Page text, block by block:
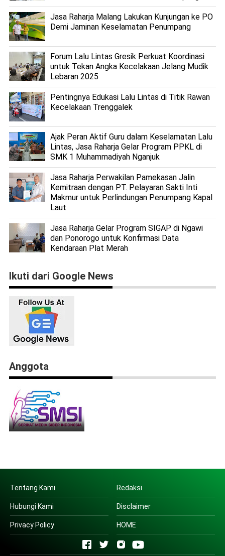
Jasa Raharja Malang Lakukan Kunjungan ke PO
Demi Jaminan Keselamatan Penumpang
Forum Lalu Lintas Gresik Perkuat Koordinasi
untuk Tekan Angka Kecelakaan Jelang Mudik
Lebaran 2025
Pentingnya Edukasi Lalu Lintas di Titik Rawan
Kecelakaan Trenggalek
Ajak Peran Aktif Guru dalam Keselamatan Lalu
Lintas, Jasa Raharja Gelar Program PPKL di
SMK 1 Muhammadiyah Nganjuk
Jasa Raharja Perwakilan Pamekasan Jalin
Kemitraan dengan PT. Pelayaran Sakti Inti
Makmur untuk Perlindungan Penumpang Kapal
Laut
Jasa Raharja Gelar Program SIGAP di Ngawi
dan Ponorogo untuk Konfirmasi Data
Kendaraan Plat Merah
Ikuti dari Google News
Anggota
Tentang Kami Redaksi
Hubungi Kami Disclaimer
Privacy Policy HOME